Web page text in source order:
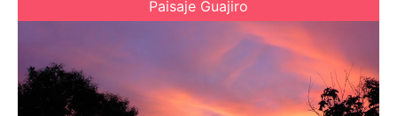
Paisaje Guajiro